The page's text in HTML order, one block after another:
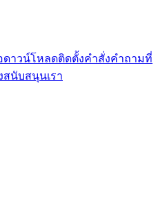
ดาวน์โหลดติดตั้งคำสั่งคำถามที่
สนับสนุนเรา